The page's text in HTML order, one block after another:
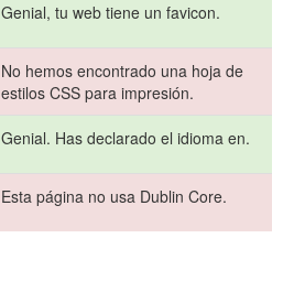
Genial, tu web tiene un favicon.
No hemos encontrado una hoja de
estilos CSS para impresión.
Genial. Has declarado el idioma en.
Esta página no usa Dublin Core.